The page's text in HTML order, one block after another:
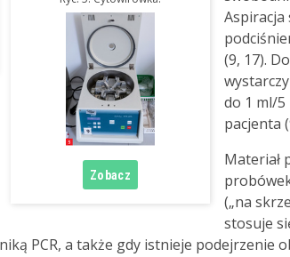
Aspiracja
(9, 17).
do 1 ml/5
pacjenta
Materiał
(„na
stosuje
PCR, a także gdy istnieje podejrzenie